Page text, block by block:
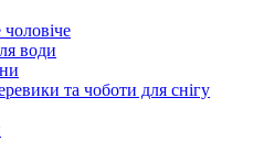
води
та чоботи для снігу